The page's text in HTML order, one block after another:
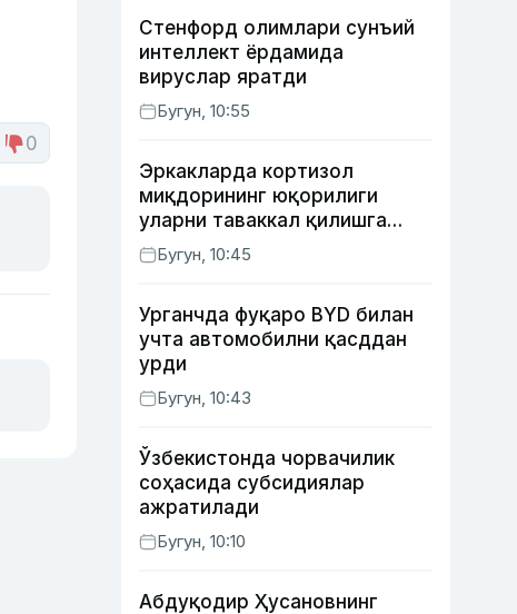
0
Стенфорд олимлари сунъий
интеллект ёрдамида
вируслар яратди
Бугун, 10:55
Эркакларда кортизол
миқдорининг юқорилиги
уларни таваккал қилишга
Бугун, 10:45
Урганчда фуқаро BYD билан
учта автомобилни қасддан
урди
Бугун, 10:43
Ўзбекистонда чорвачилик
соҳасида субсидиялар
ажратилади
Бугун, 10:10
Абдуқодир Ҳусановнинг